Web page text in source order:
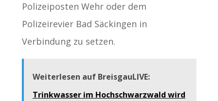
Polizeiposten Wehr oder dem
Polizeirevier Bad Säckingen in
Verbindung zu setzen.
Weiterlesen auf BreisgauLIVE:
Trinkwasser im Hochschwarzwald wird